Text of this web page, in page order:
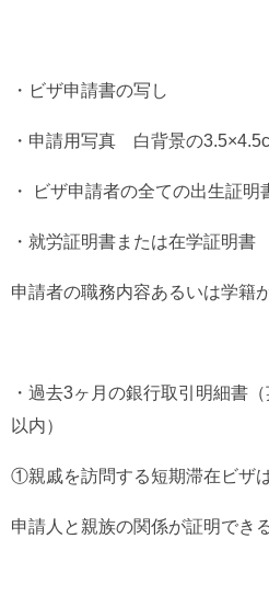
・ビザ申請書の写し
・申請用写真 白背景の
・ ビザ申請者の全ての出生証明
・就労証明書または在学証明書
申請者の職務内容あるいは学籍
・過去3ヶ月の銀行取引明細書
以内）
①親戚を訪問する短期滞在ビザ
申請人と親族の関係が証明でき